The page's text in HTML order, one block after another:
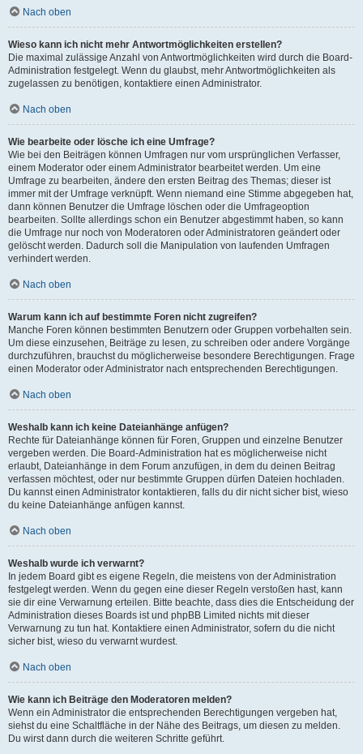
Nach oben
Wieso kann ich nicht mehr Antwortmöglichkeiten erstellen?
Die maximal zulässige Anzahl von Antwortmöglichkeiten wird durch die Board-
Administration festgelegt. Wenn du glaubst, mehr Antwortmöglichkeiten als
zugelassen zu benötigen, kontaktiere einen Administrator.
Nach oben
Wie bearbeite oder lösche ich eine Umfrage?
Wie bei den Beiträgen können Umfragen nur vom ursprünglichen Verfasser,
einem Moderator oder einem Administrator bearbeitet werden. Um eine
Umfrage zu bearbeiten, ändere den ersten Beitrag des Themas; dieser ist
immer mit der Umfrage verknüpft. Wenn niemand eine Stimme abgegeben hat,
dann können Benutzer die Umfrage löschen oder die Umfrageoption
bearbeiten. Sollte allerdings schon ein Benutzer abgestimmt haben, so kann
die Umfrage nur noch von Moderatoren oder Administratoren geändert oder
gelöscht werden. Dadurch soll die Manipulation von laufenden Umfragen
verhindert werden.
Nach oben
Warum kann ich auf bestimmte Foren nicht zugreifen?
Manche Foren können bestimmten Benutzern oder Gruppen vorbehalten sein.
Um diese einzusehen, Beiträge zu lesen, zu schreiben oder andere Vorgänge
durchzuführen, brauchst du möglicherweise besondere Berechtigungen. Frage
einen Moderator oder Administrator nach entsprechenden Berechtigungen.
Nach oben
Weshalb kann ich keine Dateianhänge anfügen?
Rechte für Dateianhänge können für Foren, Gruppen und einzelne Benutzer
vergeben werden. Die Board-Administration hat es möglicherweise nicht
erlaubt, Dateianhänge in dem Forum anzufügen, in dem du deinen Beitrag
verfassen möchtest, oder nur bestimmte Gruppen dürfen Dateien hochladen.
Du kannst einen Administrator kontaktieren, falls du dir nicht sicher bist, wieso
du keine Dateianhänge anfügen kannst.
Nach oben
Weshalb wurde ich verwarnt?
In jedem Board gibt es eigene Regeln, die meistens von der Administration
festgelegt werden. Wenn du gegen eine dieser Regeln verstoßen hast, kann
sie dir eine Verwarnung erteilen. Bitte beachte, dass dies die Entscheidung der
Administration dieses Boards ist und phpBB Limited nichts mit dieser
Verwarnung zu tun hat. Kontaktiere einen Administrator, sofern du die nicht
sicher bist, wieso du verwarnt wurdest.
Nach oben
Wie kann ich Beiträge den Moderatoren melden?
Wenn ein Administrator die entsprechenden Berechtigungen vergeben hat,
siehst du eine Schaltfläche in der Nähe des Beitrags, um diesen zu melden.
Du wirst dann durch die weiteren Schritte geführt.